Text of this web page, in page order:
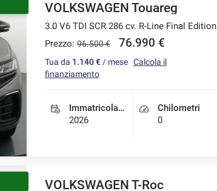
VOLKSWAGEN Touareg
3.0 V6 TDI SCR 286 cv. R-Line Final Edition
Prezzo: 96.500 € 76.990 €
Tua da 1.140 €/ mese Calcola il
finanziamento
Immatricolazione
2026
Chilometri
0
VOLKSWAGEN T-Roc